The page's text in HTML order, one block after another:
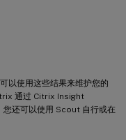
以使用这些结果来维护您的
通过 Citrix Insight
您还可以使用 Scout 自行或在